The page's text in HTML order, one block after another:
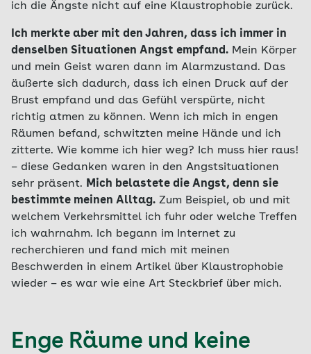
ich die Ängste nicht auf eine Klaustrophobie zurück.
Ich merkte aber mit den Jahren, dass ich immer in
denselben Situationen Angst empfand. Mein Körper
und mein Geist waren dann im Alarmzustand. Das
äußerte sich dadurch, dass ich einen Druck auf der
Brust empfand und das Gefühl verspürte, nicht
richtig atmen zu können. Wenn ich mich in engen
Räumen befand, schwitzten meine Hände und ich
zitterte. Wie komme ich hier weg? Ich muss hier raus!
– diese Gedanken waren in den Angstsituationen
sehr präsent. Mich belastete die Angst, denn sie
bestimmte meinen Alltag. Zum Beispiel, ob und mit
welchem Verkehrsmittel ich fuhr oder welche Treffen
ich wahrnahm. Ich begann im Internet zu
recherchieren und fand mich mit meinen
Beschwerden in einem Artikel über Klaustrophobie
wieder – es war wie eine Art Steckbrief über mich.
Enge Räume und keine